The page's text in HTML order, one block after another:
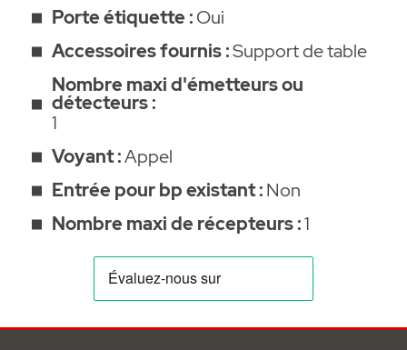
étiquette IP 54.
• Alimentation carillon : 3 piles AA/LR06 1,5
V (Piles non fournies).
• Alimentation émetteur : 1 pile 123 1,5 V
fournie.
• Dimensions (H x L x P) : carillon Ø 110 x 40
mm / émetteur 45 x 87 x 30 mm.
Document à télécharger :
Porte étiquette :Oui
Accessoires fournis :Support de table
Nombre maxi d'émetteurs ou
détecteurs :
1
Voyant :Appel
Entrée pour bp existant :Non
Nombre maxi de récepteurs :1